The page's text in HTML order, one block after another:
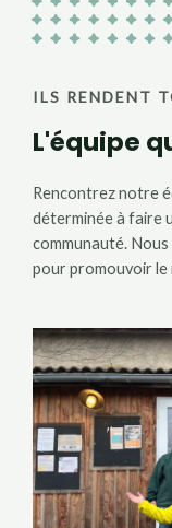
ILS RENDENT
L'équipe
Rencontrez notre
déterminée à faire
communauté.
pour promouvoir le